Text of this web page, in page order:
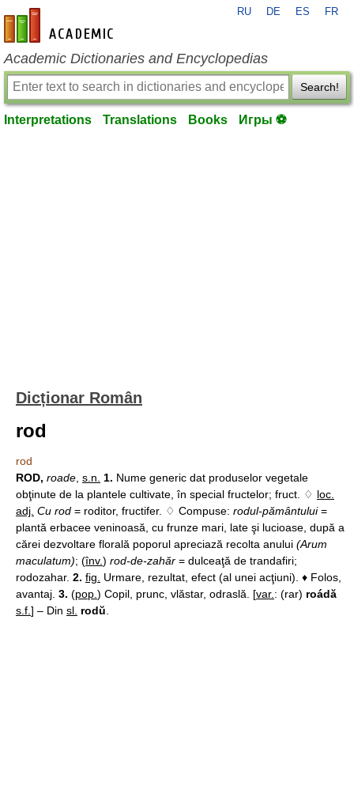
en-academic.com
RU DE ES FR
Academic Dictionaries and Encyclopedias
Search!
Interpretations Translations Books Игры ⚽
Dicționar Român
rod
rod
ROD, roade s.n. 1. Nume generic dat produselor vegetale
obţinute de la plantele cultivate, în special fructelor; fruct. ♢ loc.
adj. Cu rod = roditor, fructifer. ♢ Compuse: rodul-pământului=
plantă erbacee veninoasă, cu frunze mari, late şi lucioase, după a
cărei dezvoltare florală poporul apreciază recolta anului (Arum
maculatum); (înv.) rod-de-zahăr = dulceaţă de trandafiri;
rodozahar. 2. fig.
Urmare, rezultat, efect (al unei acţiuni). ♦ Folos,
avantaj. 3. (pop. ) Copil, prunc, vlăstar, odraslă. [var. : (rar) roádă
s.f. ] – Din sl. rodŭ